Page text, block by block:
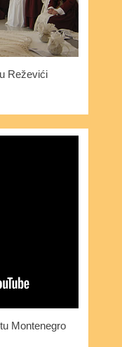
Reževići
Montenegro